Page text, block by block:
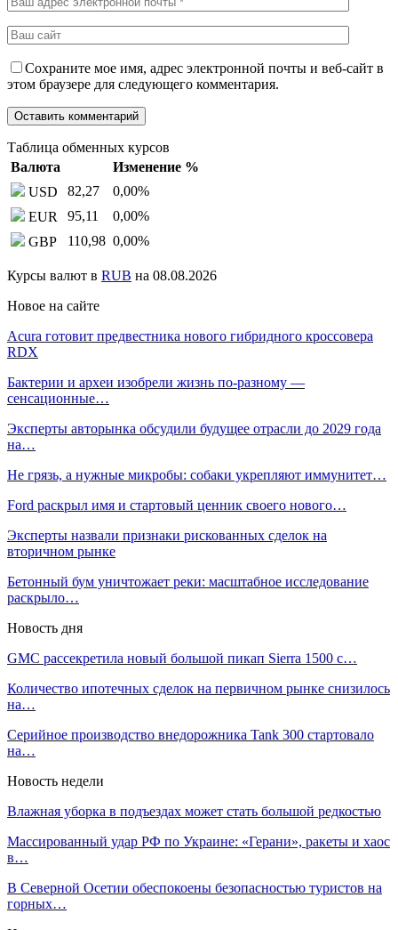
Сохраните мое имя, адрес электронной почты и веб-сайт в
этом браузере для следующего комментария.
Таблица обменных курсов
Валюта
Изменение %
USD
82,27 0,00%
EUR
95,11 0,00%
GBP
110,98 0,00%
Курсы валют в RUB на 08.08.2026
Новое на сайте
Acura готовит предвестника нового гибридного кроссовера
RDX
Бактерии и археи изобрели жизнь по-разному —
сенсационные…
Эксперты авторынка обсудили будущее отрасли до 2029 года
на…
Не грязь, а нужные микробы: собаки укрепляют иммунитет…
Ford раскрыл имя и стартовый ценник своего нового…
Эксперты назвали признаки рискованных сделок на
вторичном рынке
Бетонный бум уничтожает реки: масштабное исследование
раскрыло…
Новость дня
GMC рассекретила новый большой пикап Sierra 1500 с…
Количество ипотечных сделок на первичном рынке снизилось
на…
Серийное производство внедорожника Tank 300 стартовало
на…
Новость недели
Влажная уборка в подъездах может стать большой редкостью
Массированный удар РФ по Украине: «Герани», ракеты и хаос
в…
В Северной Осетии обеспокоены безопасностью туристов на
горных…